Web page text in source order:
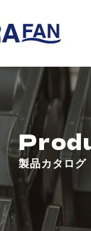
製品カタログ